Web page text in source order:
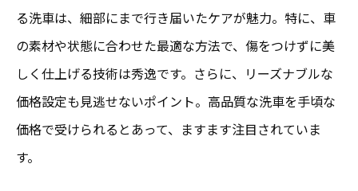
る洗車は、細部にまで行き届いたケアが魅力。特に、車
の素材や状態に合わせた最適な方法で、傷をつけずに美
しく仕上げる技術は秀逸です。さらに、リーズナブルな
価格設定も見逃せないポイント。高品質な洗車を手頃な
価格で受けられるとあって、ますます注目されていま
す。